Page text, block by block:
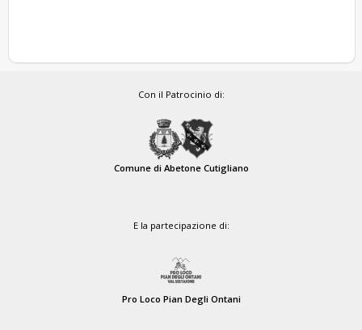
Con il Patrocinio di:
Comune di Abetone Cutigliano
E la partecipazione di:
Pro Loco Pian Degli Ontani